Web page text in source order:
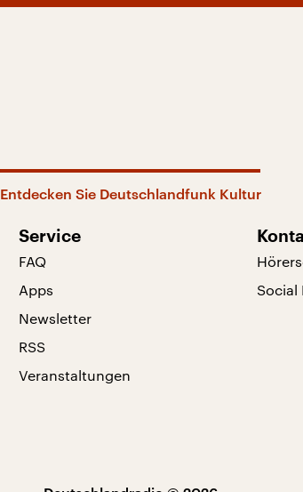
Entdecken Sie Deutschlandfunk Kultur
Service
FAQ
Apps
Newsletter
RSS
Veranstaltungen
Social